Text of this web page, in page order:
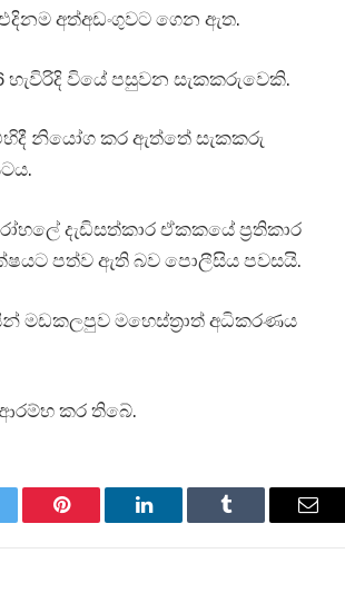
අත්අඩංගුවට ගෙන ඇත.
හැවිරිදි වියේ පසුවන සැකකරුවෙකි.
නියෝග කර ඇත්තේ සැකකරු
දැඩිසත්කාර ඒකකයේ ප්‍රතිකාර
පත්ව ඇති බව පොලීසිය පවසයි.
මඩකලපුව මහෙස්ත්‍රාත් අධිකරණය
කර තිබේ.
Pinterest LinkedIn Tumblr